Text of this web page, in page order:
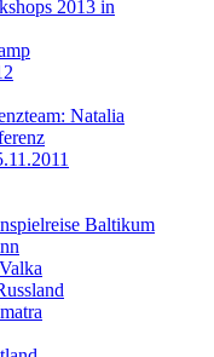
2013 in
Natalia
Baltikum